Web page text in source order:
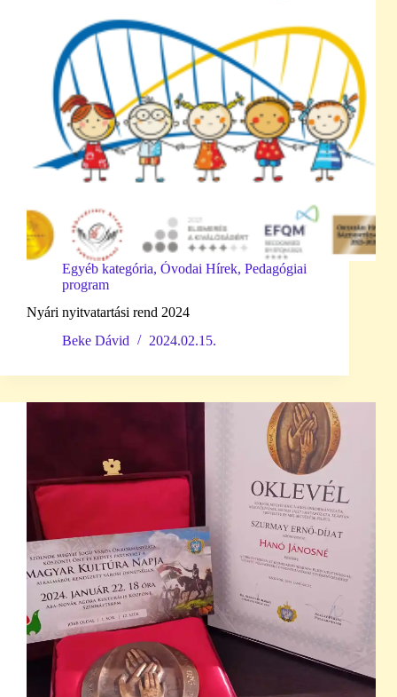
Egyéb kategória, Óvodai Hírek, Pedagógiai
program
Nyári nyitvatartási rend 2024
Beke Dávid
2024.02.15.